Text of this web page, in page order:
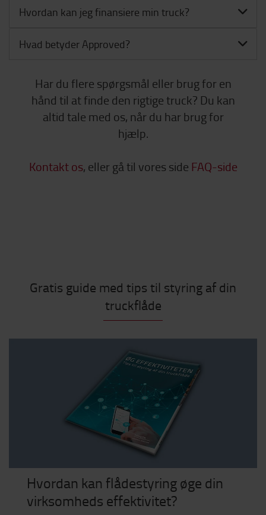
Hvordan kan jeg finansiere min truck?
Hvad betyder Approved?
Har du flere spørgsmål eller brug for en
hånd til at finde den rigtige truck? Du kan
altid tale med os, når du har brug for
hjælp.
Kontakt os, eller gå til vores side FAQ-side
Gratis guide med tips til styring af din
truckflåde
Hvordan kan flådestyring øge din
virksomheds effektivitet?